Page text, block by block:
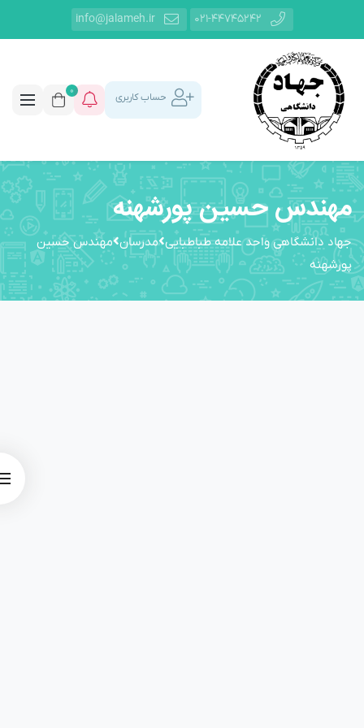
021-44745242
info@jalameh.ir
حساب کاربری
0
مهندس حسین پورشهنه
جهاد دانشگاهی واحد علامه طباطبایی مدرسان مهندس حسین
پورشهنه